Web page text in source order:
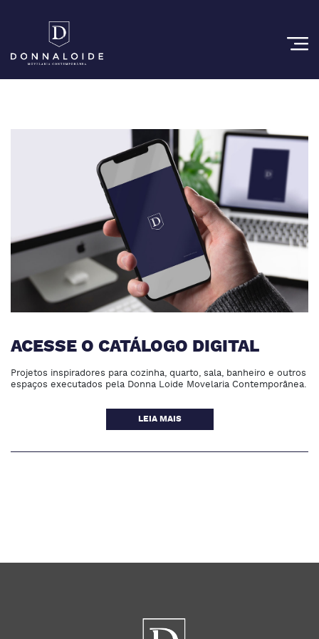
ACESSE O CATÁLOGO DIGITAL
Projetos inspiradores para cozinha, quarto, sala, banheiro e outros
espaços executados pela Donna Loide Movelaria Contemporânea.
LEIA MAIS